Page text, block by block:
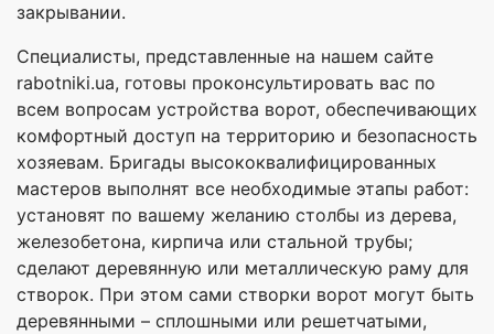
закрывании.
Специалисты, представленные на нашем сайте
rabotniki.ua, готовы проконсультировать вас по
всем вопросам устройства ворот, обеспечивающих
комфортный доступ на территорию и безопасность
хозяевам. Бригады высококвалифицированных
мастеров выполнят все необходимые этапы работ:
установят по вашему желанию столбы из дерева,
железобетона, кирпича или стальной трубы;
сделают деревянную или металлическую раму для
створок. При этом сами створки ворот могут быть
деревянными – сплошными или решетчатыми,